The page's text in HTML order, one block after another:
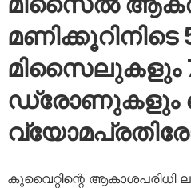
മണിക്കൂറിനിടെ
മിസൈലുകളും
ഡ്രോണുകളും
കുവൈറ്റിന്റെ ആകാശപരിധി